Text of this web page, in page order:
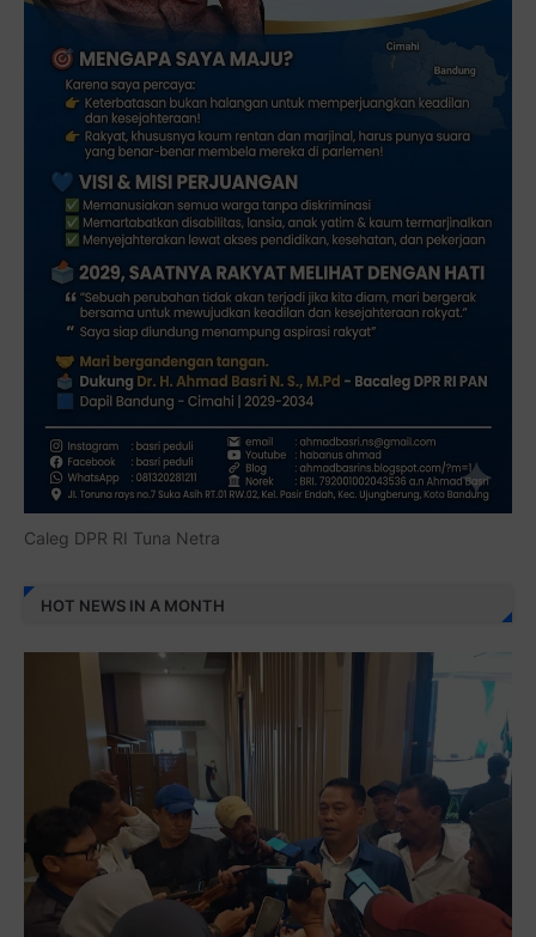
Caleg DPR RI Tuna Netra
HOT NEWS IN A MONTH